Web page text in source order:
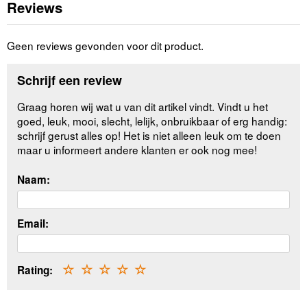
Reviews
Geen reviews gevonden voor dit product.
Schrijf een review
Graag horen wij wat u van dit artikel vindt. Vindt u het
goed, leuk, mooi, slecht, lelijk, onbruikbaar of erg handig:
schrijf gerust alles op! Het is niet alleen leuk om te doen
maar u informeert andere klanten er ook nog mee!
Naam:
Email:
Rating: ☆
☆
☆
☆
☆